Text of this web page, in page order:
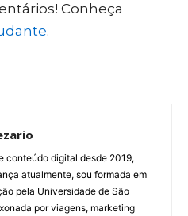
Conheça
.
conteúdo digital desde 2019,
atualmente, sou formada em
pela Universidade de São
por viagens, marketing